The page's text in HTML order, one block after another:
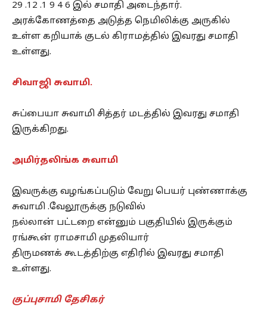
29 .12 .1 9 4 6 இல் சமாதி அடைந்தார்.
அரக்கோணத்தை அடுத்த நெமிலிக்கு அருகில்
உள்ள கறியாக் குடல் கிராமத்தில் இவரது சமாதி
உள்ளது.
சிவாஜி சுவாமி.
சுப்பையா சுவாமி சித்தர் மடத்தில் இவரது சமாதி
இருக்கிறது.
அமிர்தலிங்க சுவாமி
இவருக்கு வழங்கப்படும் வேறு பெயர் புண்ணாக்கு
சுவாமி .வேலூருக்கு நடுவில்
நல்லான் பட்டறை என்னும் பகுதியில் இருக்கும்
ரங்கூன் ராமசாமி முதலியார்
திருமணக் கூடத்திற்கு எதிரில் இவரது சமாதி
உள்ளது.
குப்புசாமி தேசிகர்